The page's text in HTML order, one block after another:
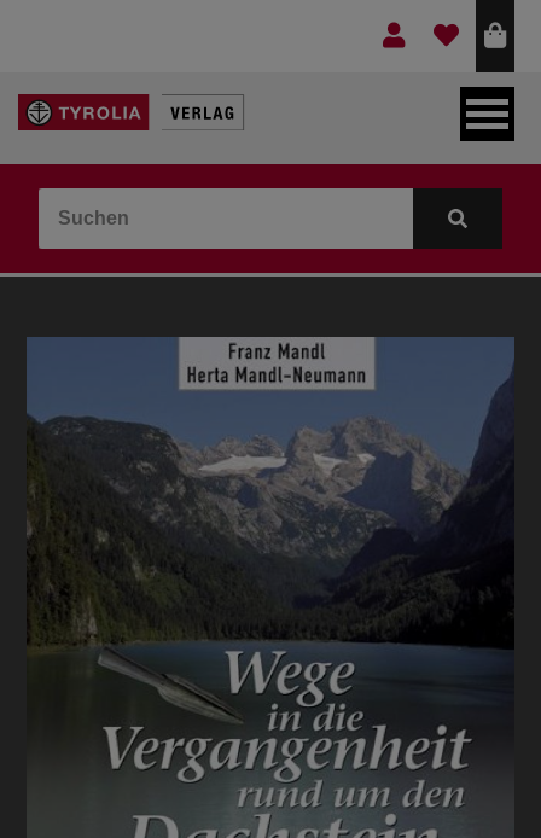
LEBEN & GLAUBE
KINDER- & JUGENDBUCH
IDEEN & BEGLEITMATERIAL